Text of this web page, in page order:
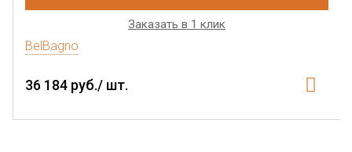
Заказать в 1 клик
BelBagno
36 184 руб./ шт.